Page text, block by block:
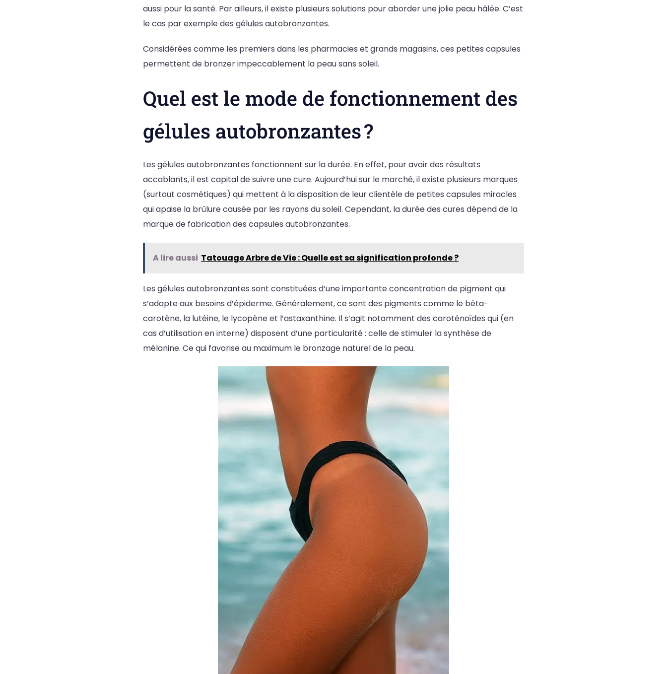
aussi pour la santé. Par ailleurs, il existe plusieurs solutions pour aborder une jolie peau hâlée. C’est
le cas par exemple des gélules autobronzantes.
Considérées comme les premiers dans les pharmacies et grands magasins, ces petites capsules
permettent de bronzer impeccablement la peau sans soleil.
Quel est le mode de fonctionnement des
gélules autobronzantes ?
Les gélules autobronzantes fonctionnent sur la durée. En effet, pour avoir des résultats
accablants, il est capital de suivre une cure. Aujourd’hui sur le marché, il existe plusieurs marques
(surtout cosmétiques) qui mettent à la disposition de leur clientèle de petites capsules miracles
qui apaise la brûlure causée par les rayons du soleil. Cependant, la durée des cures dépend de la
marque de fabrication des capsules autobronzantes.
A lire aussi Tatouage Arbre de Vie : Quelle est sa signification profonde ?
Les gélules autobronzantes sont constituées d’une importante concentration de pigment qui
s’adapte aux besoins d’épiderme. Généralement, ce sont des pigments comme le bêta-
carotène, la lutéine, le lycopène et l’astaxanthine. Il s’agit notamment des caroténoïdes qui (en
cas d’utilisation en interne) disposent d’une particularité : celle de stimuler la synthèse de
mélanine. Ce qui favorise au maximum le bronzage naturel de la peau.